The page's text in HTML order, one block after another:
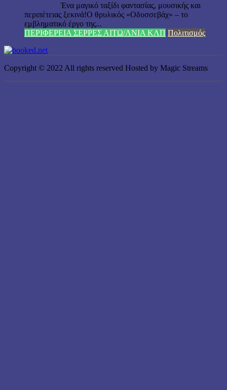
Ένα μαγικό ταξίδι φαντασίας, μουσικής και
περιπέτειας ξεκινά!Ο θρυλικός «Οδυσσεβάχ» – το
εμβληματικό έργο της...
ΠΕΡΙΦΕΡΕΙΑ ΣΕΡΡΕΣ ΑΙΤΩ/ΛΝΙΑ ΚΛΠ Πολιτισμός
Copyright © 2022 All rights reserved Hosted by Magic Streams